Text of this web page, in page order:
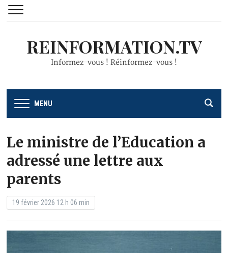
REINFORMATION.TV
Informez-vous ! Réinformez-vous !
MENU
Le ministre de l’Education a
adressé une lettre aux
parents
19 février 2026 12 h 06 min